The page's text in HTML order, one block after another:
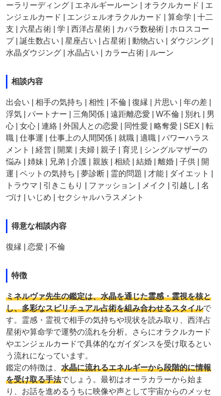
ーラリーディング | エネルギールーン | オラクルカード | エ
ンジェルカード | エンジェルオラクルカード | 算命学 | 十二
支 | 六星占術 | 学 | 西洋占星術 | カバラ数秘術 | ホロスコー
プ | 誕生数占い | 星座占い | 占星術 | 動物占い | ダウジング |
水晶ダウジング | 水晶占い | カラー占術 | ルーン
相談内容
出会い | 相手の気持ち | 相性 | 不倫 | 復縁 | 片思い | 年の差 |
浮気 | パートナー | 三角関係 | 遠距離恋愛 | W不倫 | 別れ | 男
心 | 女心 | 連絡 | 外国人との恋愛 | 同性愛 | 略奪愛 | SEX | 転
職 | 仕事運 | 仕事上の人間関係 | 就職 | 適職 | パワーハラス
メント | 経営 | 開業 | 夫婦 | 親子 | 育児 | シングルマザーの
悩み | 姉妹 | 兄弟 | 介護 | 親族 | 相続 | 結婚 | 離婚 | 子供 | 開
運 | ペットの気持ち | 夢診断 | 霊的問題 | 才能 | ダイエット |
トラウマ | 引きこもり | ファッション | メイク | 引越し | 名
づけ | いじめ | セクシャルハラスメント
得意な相談内容
復縁 | 恋愛 | 不倫
特徴
ミネルヴァ先生の鑑定は、水晶を通じた霊感・霊視を核と
し、多彩なスピリチュアル占術を組み合わせるスタイルで
す。霊感・霊視で相手の気持ちや現状を読み取り、西洋占
星術や算命学で運勢の流れを分析。さらにオラクルカード
やエンジェルカードで具体的なガイダンスを受け取るとい
う流れになっています。
鑑定の特徴は、 水晶に流れるエネルギーから段階的に情報
を受け取る手法でしょう。最初はオーラカラーから始ま
り、お話を進めるうちに映像や声として宇宙からのメッセ